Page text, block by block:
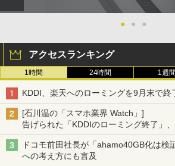
● ● ●
アクセスランキング
1時間 24時間 1週間
KDDI、楽天へのローミングを9月末で終
[石川温の「スマホ業界 Watch」]
告げられた「KDDIのローミング終了」
穴と楽天モバイルの課題
ドコモ前田社長が「ahamo40GB化は検
への考え方にも言及